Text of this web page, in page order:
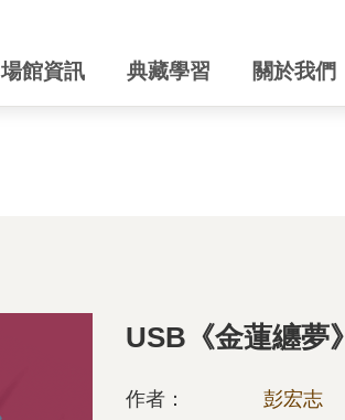
場館資訊 典藏學習 關於我們
USB《金蓮纏夢》
作者：
彭宏志